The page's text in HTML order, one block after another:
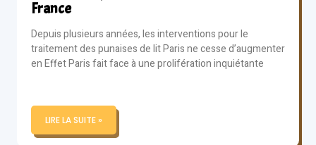
France
Depuis plusieurs années, les interventions pour le
traitement des punaises de lit Paris ne cesse d’augmenter
en Effet Paris fait face à une prolifération inquiétante
LIRE LA SUITE »